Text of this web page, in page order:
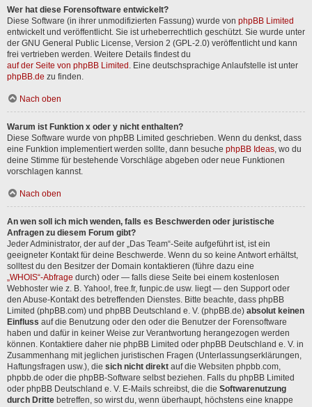
Wer hat diese Forensoftware entwickelt?
Diese Software (in ihrer unmodifizierten Fassung) wurde von phpBB Limited
entwickelt und veröffentlicht. Sie ist urheberrechtlich geschützt. Sie wurde unter
der GNU General Public License, Version 2 (GPL-2.0) veröffentlicht und kann
frei vertrieben werden. Weitere Details findest du
auf der Seite von phpBB Limited . Eine deutschsprachige Anlaufstelle ist unter
phpBB.de zu finden.
Nach oben
Warum ist Funktion x oder y nicht enthalten?
Diese Software wurde von phpBB Limited geschrieben. Wenn du denkst, dass
eine Funktion implementiert werden sollte, dann besuche phpBB Ideas, wo du
deine Stimme für bestehende Vorschläge abgeben oder neue Funktionen
vorschlagen kannst.
Nach oben
An wen soll ich mich wenden, falls es Beschwerden oder juristische
Anfragen zu diesem Forum gibt?
Jeder Administrator, der auf der „Das Team“-Seite aufgeführt ist, ist ein
geeigneter Kontakt für deine Beschwerde. Wenn du so keine Antwort erhältst,
solltest du den Besitzer der Domain kontaktieren (führe dazu eine
„WHOIS“-Abfrage durch) oder — falls diese Seite bei einem kostenlosen
Webhoster wie z. B. Yahoo!, free.fr, funpic.de usw. liegt — den Support oder
den Abuse-Kontakt des betreffenden Dienstes. Bitte beachte, dass phpBB
Limited (phpBB.com) und phpBB Deutschland e. V. (phpBB.de) absolut keinen
Einfluss auf die Benutzung oder den oder die Benutzer der Forensoftware
haben und dafür in keiner Weise zur Verantwortung herangezogen werden
können. Kontaktiere daher nie phpBB Limited oder phpBB Deutschland e. V. in
Zusammenhang mit jeglichen juristischen Fragen (Unterlassungserklärungen,
Haftungsfragen usw.), die sich nicht direkt auf die Websiten phpbb.com,
phpbb.de oder die phpBB-Software selbst beziehen. Falls du phpBB Limited
oder phpBB Deutschland e. V. E-Mails schreibst, die die Softwarenutzung
durch Dritte betreffen, so wirst du, wenn überhaupt, höchstens eine knappe